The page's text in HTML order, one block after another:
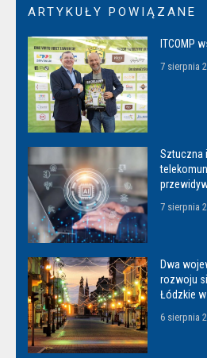
ARTYKUŁY POWIĄZANE
ITCOMP
7 sierpnia
Sztuczna
7 sierpnia
Dwa
rozwoju
Łódzkie w
6 sierpnia